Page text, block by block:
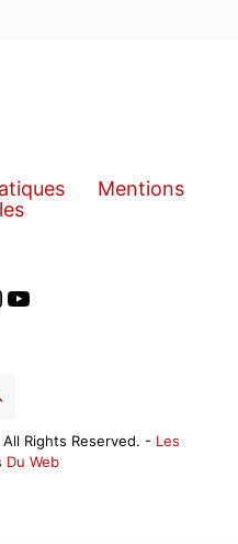
Mentions
YouTube
Rights Reserved. - Les
Du Web